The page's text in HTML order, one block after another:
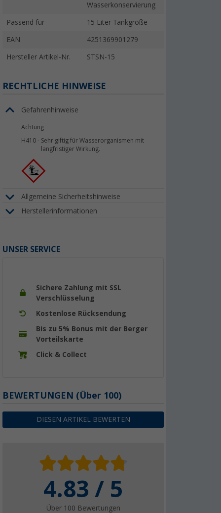
Wasserkonservierung
Passend für 15 Liter Tankgröße
EAN 4251369901279
Hersteller Artikel-Nr. STSN-15
RECHTLICHE HINWEISE
Gefahrenhinweise
Achtung
H410 - Sehr giftig für Wasserorganismen mit
langfristiger Wirkung.
Allgemeine Sicherheitshinweise
Herstellerinformationen
UNSER SERVICE
Sichere Zahlung mit SSL
Verschlüsselung
Kostenlose Rücksendung
Bis zu 5% Bonus mit der Berger
Vorteilskarte
Click & Collect
BEWERTUNGEN (Über 100)
DIESEN ARTIKEL BEWERTEN
4.83 / 5
Über 100 Bewertungen